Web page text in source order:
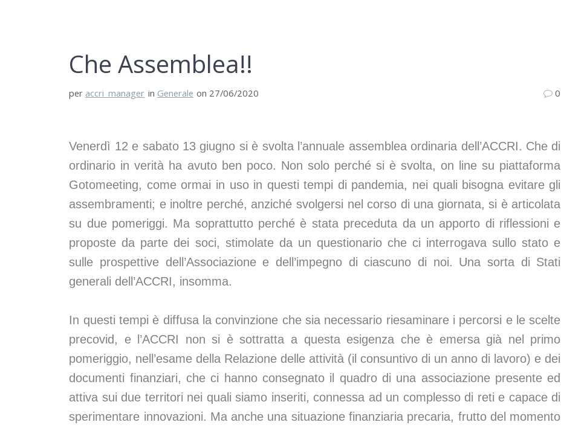
Che Assemblea!!
per accri_manager in Generale on 27/06/2020 0
Venerdì 12 e sabato 13 giugno si è svolta l’annuale assemblea ordinaria dell’ACCRI. Che di
ordinario in verità ha avuto ben poco. Non solo perché si è svolta, on line su piattaforma
Gotomeeting, come ormai in uso in questi tempi di pandemia, nei quali bisogna evitare gli
assembramenti; e inoltre perché, anziché svolgersi nel corso di una giornata, si è articolata
su due pomeriggi. Ma soprattutto perché è stata preceduta da un apporto di riflessioni e
proposte da parte dei soci, stimolate da un questionario che ci interrogava sullo stato e
sulle prospettive dell’Associazione e dell’impegno di ciascuno di noi. Una sorta di Stati
generali dell’ACCRI, insomma.
In questi tempi è diffusa la convinzione che sia necessario riesaminare i percorsi e le scelte
precovid, e l’ACCRI non si è sottratta a questa esigenza che è emersa già nel primo
pomeriggio, nell’esame della Relazione delle attività (il consuntivo di un anno di lavoro) e dei
documenti finanziari, che ci hanno consegnato il quadro di una associazione presente ed
attiva sui due territori nei quali siamo inseriti, connessa ad un complesso di reti e capace di
sperimentare innovazioni. Ma anche una situazione finanziaria precaria, frutto del momento